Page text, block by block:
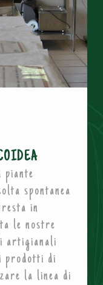
spontanea
in
le nostre
artigianali
prodotti di
la linea di